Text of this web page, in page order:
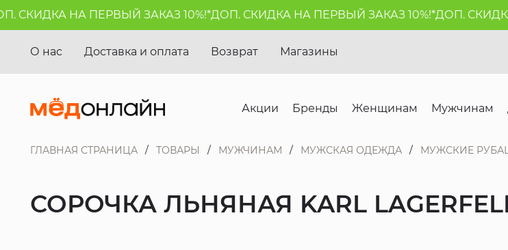
НА ПЕРВЫЙ ЗАКАЗ 10%!*ДОП. СКИДКА НА ПЕРВЫЙ ЗАКАЗ 10%!*ДОП. СКИДКА
О нас Доставка и оплата Возврат Магазины
Акции Бренды Женщинам Мужчинам
ГЛАВНАЯ СТРАНИЦА ТОВАРЫ МУЖЧИНАМ МУЖСКАЯ ОДЕЖДА МУЖСКИЕ
СОРОЧКА ЛЬНЯНАЯ KARL